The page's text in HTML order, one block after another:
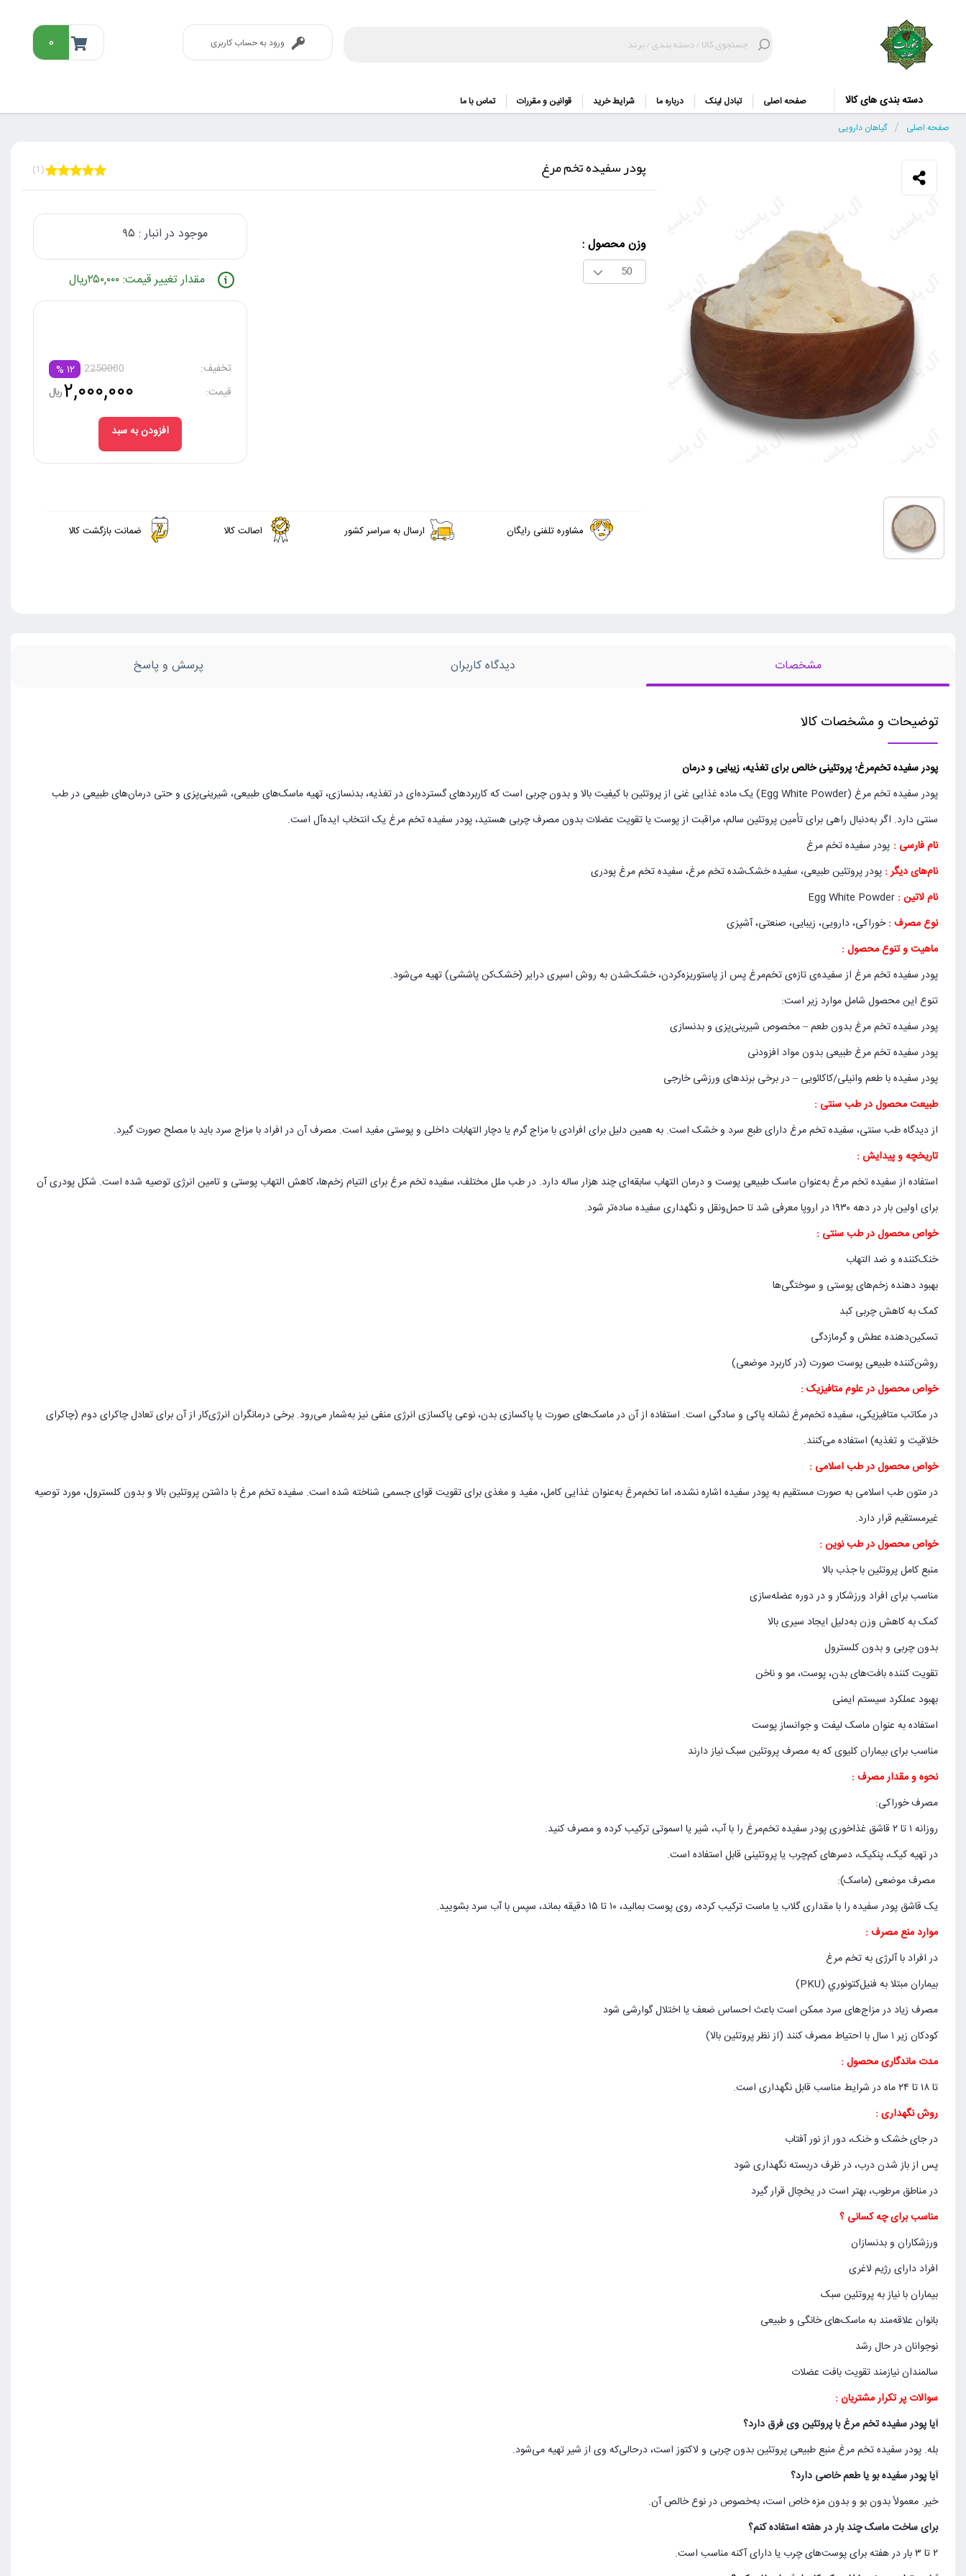
۰ ورود به حساب کاربری
صفحه اصلی تبادل لینک درباره ما شرایط خرید قوانین و مقررات تماس با ما دسته بندی های کالا
صفحه اصلی / گیاهان دارویی
پودر سفیده تخم مرغ (1)
وزن محصول :
50
موجود در انبار : ۹۵
مقدار تغییر قیمت: ۲۵۰,۰۰۰ریال
تخفیف: 2250000 ۱۲ %
قیمت:
۲,۰۰۰,۰۰۰ريال
افزودن به سبد
مشاوره تلفنی رایگان ارسال به سراسر کشور اصالت کالا ضمانت بازگشت کالا
مشخصات دیدگاه کاربران پرسش و پاسخ
توضیحات و مشخصات کالا
پودر سفیده تخم‌مرغ؛ پروتئینی خالص برای تغذیه، زیبایی و درمان
پودر سفیده تخم مرغ (Egg White Powder) یک ماده غذایی غنی از پروتئین با کیفیت بالا و بدون چربی است که کاربردهای گسترده‌ای در تغذیه، بدنسازی، تهیه ماسک‌های طبیعی، شیرینی‌پزی و حتی درمان‌های طبیعی در طب
سنتی دارد. اگر به‌دنبال راهی برای تأمین پروتئین سالم، مراقبت از پوست یا تقویت عضلات بدون مصرف چربی هستید، پودر سفیده تخم مرغ یک انتخاب ایده‌آل است.
نام فارسی : پودر سفیده تخم مرغ
نام‌های دیگر : پودر پروتئین طبیعی، سفیده خشک‌شده تخم مرغ، سفیده تخم مرغ پودری
نام لاتین : Egg White Powder
نوع مصرف :خوراکی، دارویی، زیبایی، صنعتی، آشپزی
ماهیت و تنوع محصول :
پودر سفیده تخم مرغ از سفیده‌ی تازه‌ی تخم‌مرغ پس از پاستوریزه‌کردن، خشک‌شدن به روش اسپری درایر (خشک‌کن پاششی) تهیه می‌شود.
تنوع این محصول شامل موارد زیر است:
پودر سفیده تخم مرغ بدون طعم – مخصوص شیرینی‌پزی و بدنسازی
پودر سفیده تخم مرغ طبیعی بدون مواد افزودنی
پودر سفیده با طعم وانیلی/کاکائویی – در برخی برندهای ورزشی خارجی
طبیعت محصول در طب سنتی :
از دیدگاه طب سنتی، سفیده تخم مرغ دارای طبع سرد و خشک است. به همین دلیل برای افرادی با مزاج گرم یا دچار التهابات داخلی و پوستی مفید است. مصرف آن در افراد با مزاج سرد باید با مصلح صورت گیرد.
تاریخچه و پیدایش :
استفاده از سفیده تخم مرغ به‌عنوان ماسک طبیعی پوست و درمان التهاب سابقه‌ای چند هزار ساله دارد. در طب ملل مختلف، سفیده تخم مرغ برای التیام زخم‌ها، کاهش التهاب پوستی و تامین انرژی توصیه شده است. شکل پودری آن
برای اولین بار در دهه ۱۹۳۰ در اروپا معرفی شد تا حمل‌ونقل و نگهداری سفیده ساده‌تر شود.
خواص محصول در طب سنتی :
خنک‌کننده و ضد التهاب
بهبود دهنده زخم‌های پوستی و سوختگی‌ها
کمک به کاهش چربی کبد
تسکین‌دهنده عطش و گرمازدگی
روشن‌کننده طبیعی پوست صورت (در کاربرد موضعی)
خواص محصول در علوم متافیزیک :
در مکاتب متافیزیکی، سفیده تخم‌مرغ نشانه پاکی و سادگی است. استفاده از آن در ماسک‌های صورت یا پاکسازی بدن، نوعی پاکسازی انرژی منفی نیز به‌شمار می‌رود. برخی درمانگران انرژی‌کار از آن برای تعادل چاکرای دوم (چاکرای
خلاقیت و تغذیه) استفاده می‌کنند.
خواص محصول در طب اسلامی :
در متون طب اسلامی به صورت مستقیم به پودر سفیده اشاره نشده، اما تخم‌مرغ به‌عنوان غذایی کامل، مفید و مغذی برای تقویت قوای جسمی شناخته شده است. سفیده تخم مرغ با داشتن پروتئین بالا و بدون کلسترول، مورد توصیه
غیرمستقیم قرار دارد.
خواص محصول در طب نوین :
منبع کامل پروتئین با جذب بالا
مناسب برای افراد ورزشکار و در دوره عضله‌سازی
کمک به کاهش وزن به‌دلیل ایجاد سیری بالا
بدون چربی و بدون کلسترول
تقویت کننده بافت‌های بدن، پوست، مو و ناخن
بهبود عملکرد سیستم ایمنی
استفاده به عنوان ماسک لیفت و جوانساز پوست
مناسب برای بیماران کلیوی که به مصرف پروتئین سبک نیاز دارند
نحوه و مقدار مصرف :
مصرف خوراکی:
روزانه ۱ تا ۲ قاشق غذاخوری پودر سفیده تخم‌مرغ را با آب، شیر یا اسموتی ترکیب کرده و مصرف کنید.
در تهیه کیک، پنکیک، دسرهای کم‌چرب یا پروتئینی قابل استفاده است.
مصرف موضعی (ماسک):
یک قاشق پودر سفیده را با مقداری گلاب یا ماست ترکیب کرده، روی پوست بمالید، ۱۰ تا ۱۵ دقیقه بماند، سپس با آب سرد بشویید.
موارد منع مصرف :
در افراد با آلرژی به تخم مرغ
بیماران مبتلا به فنيل‌كتونوري (PKU)
مصرف زیاد در مزاج‌های سرد ممکن است باعث احساس ضعف یا اختلال گوارشی شود
کودکان زیر ۱ سال با احتیاط مصرف کنند (از نظر پروتئین بالا)
مدت ماندگاری محصول :
تا ۱۸ تا ۲۴ ماه در شرایط مناسب قابل نگهداری است.
روش نگهداری :
در جای خشک و خنک، دور از نور آفتاب
پس از باز شدن درب، در ظرف دربسته نگهداری شود
در مناطق مرطوب، بهتر است در یخچال قرار گیرد
مناسب برای چه کسانی ؟
ورزشکاران و بدنسازان
افراد دارای رژیم لاغری
بیماران با نیاز به پروتئین سبک
بانوان علاقه‌مند به ماسک‌های خانگی و طبیعی
نوجوانان در حال رشد
سالمندان نیازمند تقویت بافت عضلات
سوالات پر تکرار مشتریان :
آیا پودر سفیده تخم مرغ با پروتئین وی فرق دارد؟
بله. پودر سفیده تخم مرغ منبع طبیعی پروتئین بدون چربی و لاکتوز است، درحالی‌که وی از شیر تهیه می‌شود.
آیا پودر سفیده بو یا طعم خاصی دارد؟
خیر. معمولاً بدون بو و بدون مزه خاص است، به‌خصوص در نوع خالص آن.
برای ساخت ماسک چند بار در هفته استفاده کنم؟
۲ تا ۳ بار در هفته برای پوست‌های چرب یا دارای آکنه مناسب است.